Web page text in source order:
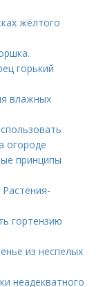
жёлтого
горький
влажных
огороде
принципы
гортензию
из неспелых
неадекватного